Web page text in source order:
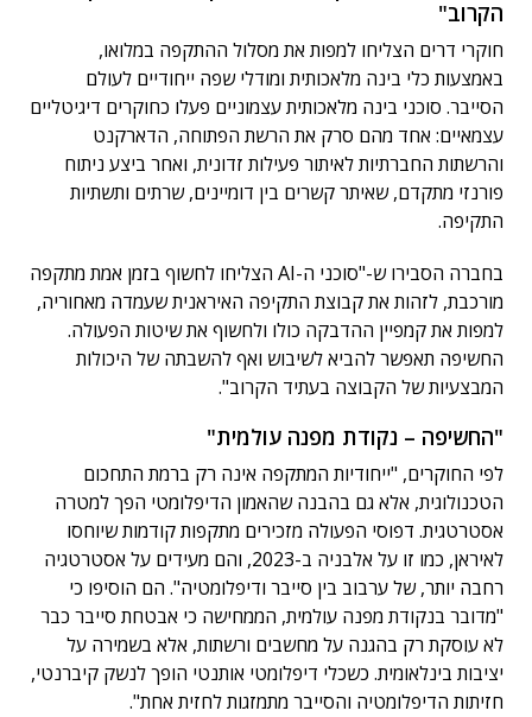
הקרוב"
חוקרי דרים הצליחו למפות את מסלול ההתקפה במלואו,
באמצעות כלי בינה מלאכותית ומודלי שפה ייחודיים לעולם
הסייבר. סוכני בינה מלאכותית עצמוניים פעלו כחוקרים דיגיטליים
עצמאיים: אחד מהם סרק את הרשת הפתוחה, הדארקנט
והרשתות החברתיות לאיתור פעילות זדונית, ואחר ביצע ניתוח
פורנזי מתקדם, שאיתר קשרים בין דומיינים, שרתים ותשתיות
התקיפה.
בחברה הסבירו ש-"סוכני ה-AI הצליחו לחשוף בזמן אמת מתקפה
מורכבת, לזהות את קבוצת התקיפה האיראנית שעמדה מאחוריה,
למפות את קמפיין ההדבקה כולו ולחשוף את שיטות הפעולה.
החשיפה תאפשר להביא לשיבוש ואף להשבתה של היכולות
המבצעיות של הקבוצה בעתיד הקרוב".
"החשיפה – נקודת מפנה עולמית"
לפי החוקרים, "ייחודיות המתקפה אינה רק ברמת התחכום
הטכנולוגית, אלא גם בהבנה שהאמון הדיפלומטי הפך למטרה
אסטרטגית. דפוסי הפעולה מזכירים מתקפות קודמות שיוחסו
לאיראן, כמו זו על אלבניה ב-2023, והם מעידים על אסטרטגיה
רחבה יותר, של ערבוב בין סייבר ודיפלומטיה". הם הוסיפו כי
"מדובר בנקודת מפנה עולמית, הממחישה כי אבטחת סייבר כבר
לא עוסקת רק בהגנה על מחשבים ורשתות, אלא בשמירה על
יציבות בינלאומית. כשכלי דיפלומטי אותנטי הופך לנשק קיברנטי,
חזיתות הדיפלומטיה והסייבר מתמזגות לחזית אחת".